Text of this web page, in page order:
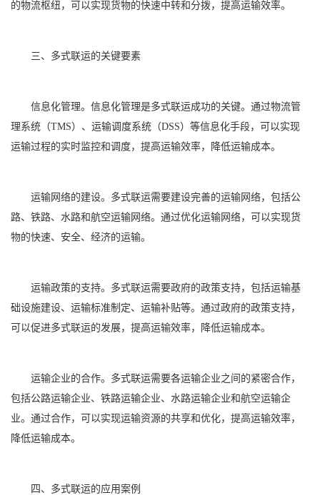
的物流枢纽，可以实现货物的快速中转和分拨，提高运输效率。
三、多式联运的关键要素
信息化管理。信息化管理是多式联运成功的关键。通过物流管
理系统（TMS）、运输调度系统（DSS）等信息化手段，可以实现
运输过程的实时监控和调度，提高运输效率，降低运输成本。
运输网络的建设。多式联运需要建设完善的运输网络，包括公
路、铁路、水路和航空运输网络。通过优化运输网络，可以实现货
物的快速、安全、经济的运输。
运输政策的支持。多式联运需要政府的政策支持，包括运输基
础设施建设、运输标准制定、运输补贴等。通过政府的政策支持，
可以促进多式联运的发展，提高运输效率，降低运输成本。
运输企业的合作。多式联运需要各运输企业之间的紧密合作，
包括公路运输企业、铁路运输企业、水路运输企业和航空运输企
业。通过合作，可以实现运输资源的共享和优化，提高运输效率，
降低运输成本。
四、多式联运的应用案例